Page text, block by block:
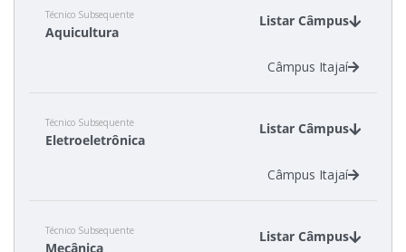
Transferências e Retornos
Técnico Subsequente
Aquicultura
Listar Câmpus
Câmpus Itajaí
Técnico Subsequente
Eletroeletrônica
Listar Câmpus
Câmpus Itajaí
Técnico Subsequente
Mecânica
Listar Câmpus